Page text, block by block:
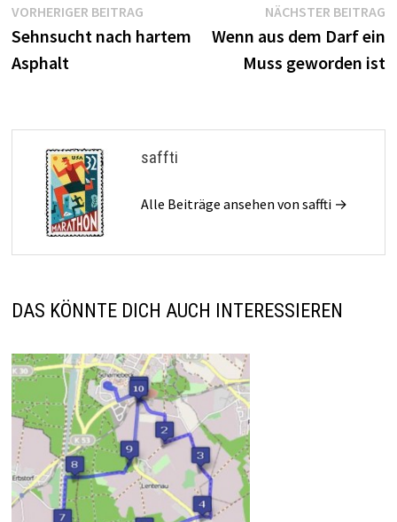
Beitragsnavigation
VORHERIGER BEITRAGVorheriger
Beitrag:
Sehnsucht nach hartem
Asphalt
NÄCHSTER BEITRAG
Wenn aus dem Darf ein
Muss geworden ist
saffti
Alle Beiträge ansehen von saffti →
DAS KÖNNTE DICH AUCH INTERESSIEREN